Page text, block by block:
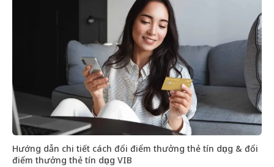
Hướng dẫn chi tiết cách đổi điểm thưởng thẻ tín dụng & đổi
điểm thưởng thẻ tín dụng VIB